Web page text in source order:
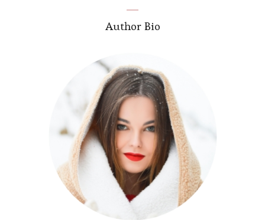
Author Bio